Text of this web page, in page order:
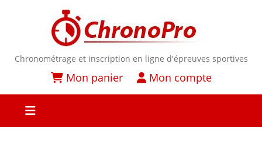
Chronométrage et inscription en ligne d'épreuves sportives
Mon panier Mon compte